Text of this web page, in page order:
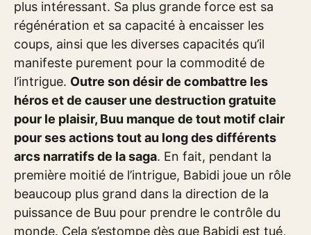
plus intéressant. Sa plus grande force est sa
régénération et sa capacité à encaisser les
coups, ainsi que les diverses capacités qu’il
manifeste purement pour la commodité de
l’intrigue. Outre son désir de combattre les
héros et de causer une destruction gratuite
pour le plaisir, Buu manque de tout motif clair
pour ses actions tout au long des différents
arcs narratifs de la saga. En fait, pendant la
première moitié de l’intrigue, Babidi joue un rôle
beaucoup plus grand dans la direction de la
puissance de Buu pour prendre le contrôle du
monde. Cela s’estompe dès que Babidi est tué,